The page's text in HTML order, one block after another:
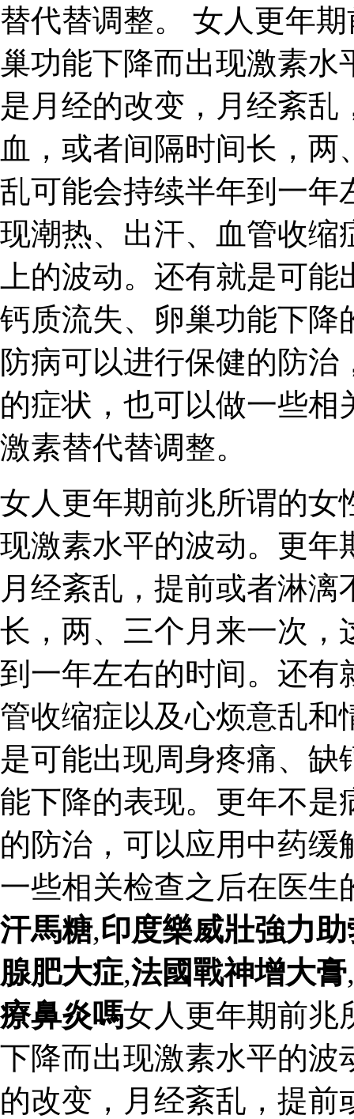
替代替调整。 女人更年
巢功能下降而出现激素水
是月经的改变，月经紊
血，或者间隔时间长，
乱可能会持续半年到一年
现潮热、出汗、血管收缩
上的波动。还有就是可
钙质流失、卵巢功能下降
防病可以进行保健的防
的症状，也可以做一些
激素替代替调整。
女人更年期前兆所谓的女
现激素水平的波动。更年
月经紊乱，提前或者淋
长，两、三个月来一次，
到一年左右的时间。还有
管收缩症以及心烦意乱和
是可能出现周身疼痛、
能下降的表现。更年不是
的防治，可以应用中药
一些相关检查之后在医生
汗馬糖,印度樂威壯強力助
腺肥大症,法國戰神增大膏,
療鼻炎嗎女人更年期前兆
下降而出现激素水平的波
的改变，月经紊乱，提